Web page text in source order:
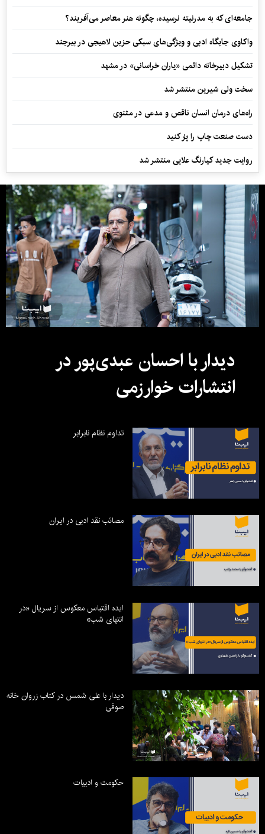
جامعه‌ای که به مدرنیته نرسیده، چگونه هنر معاصر می‌آفریند؟
واکاوی جایگاه ادبی و ویژگی‌های سبکی حزین لاهیجی در بیرجند
تشکیل دبیرخانه دائمی «یاران خراسانی» در مشهد
سخت ولی شیرین منتشر شد
راه‌های درمان انسان ناقص و مدعی در مثنوی
دست صنعت چاپ را پرُ کنید
روایت جدید کیارنگ علایی منتشر شد
دیدار با احسان عبدی‌پور در
انتشارات خوارزمی
تداوم نظام نابرابر
مصائب نقد ادبی در ایران
ایده اقتباس معکوس از سریال «در
انتهای شب»
دیدار با علی شمس در کتاب زروان خانه
صوفی
حکومت و ادبیات